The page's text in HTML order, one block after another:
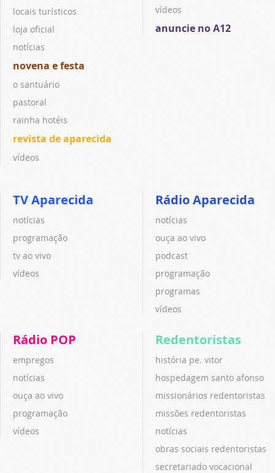
locais turísticos
loja oficial
notícias
novena e festa
o santuário
pastoral
rainha hotéis
revista de aparecida
vídeos
vídeos
anuncie no A12
TV Aparecida
notícias
programação
tv ao vivo
vídeos
Rádio Aparecida
notícias
ouça ao vivo
podcast
programação
programas
vídeos
Rádio POP
empregos
notícias
ouça ao vivo
programação
vídeos
Redentoristas
história pe. vitor
hospedagem santo afonso
missionários redentoristas
missões redentoristas
notícias
obras sociais redentoristas
secretariado vocacional